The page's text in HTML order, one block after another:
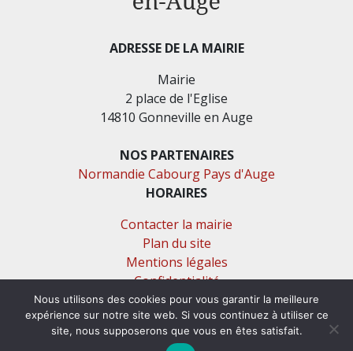
ADRESSE DE LA MAIRIE
Mairie
2 place de l'Eglise
14810 Gonneville en Auge
NOS PARTENAIRES
Normandie Cabourg Pays d'Auge
HORAIRES
Contacter la mairie
Plan du site
Mentions légales
Confidentialité
Accessibilité (en cours)
Nous utilisons des cookies pour vous garantir la meilleure
expérience sur notre site web. Si vous continuez à utiliser ce
site, nous supposerons que vous en êtes satisfait.